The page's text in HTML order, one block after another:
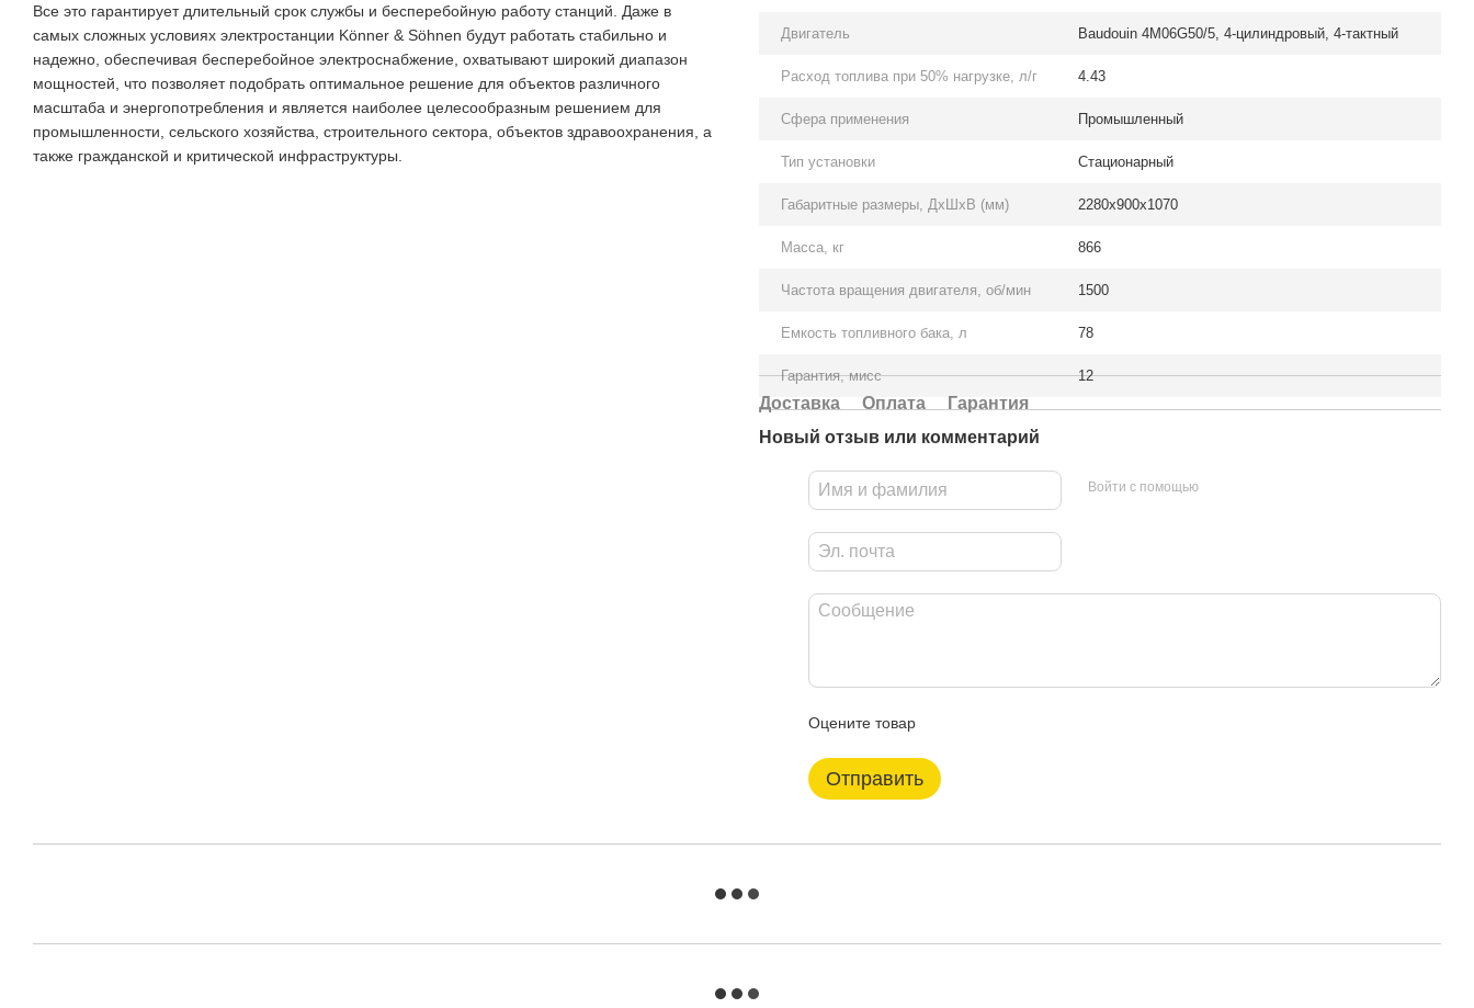
Все это гарантирует длительный срок службы и бесперебойную работу станций. Даже в
самых сложных условиях электростанции Könner & Söhnen будут работать стабильно и
надежно, обеспечивая бесперебойное электроснабжение, охватывают широкий диапазон
мощностей, что позволяет подобрать оптимальное решение для объектов различного
масштаба и энергопотребления и является наиболее целесообразным решением для
промышленности, сельского хозяйства, строительного сектора, объектов здравоохранения, а
также гражданской и критической инфраструктуры.
Двигатель Baudouin 4M06G50/5, 4-цилиндровый, 4-тактный
Расход топлива при 50% нагрузке, л/г 4.43
Сфера применения Промышленный
Тип установки Стационарный
Габаритные размеры, ДхШхВ (мм) 2280x900x1070
Масса, кг 866
Частота вращения двигателя, об/мин 1500
Емкость топливного бака, л 78
Гарантия, мисс 12
Доставка Оплата
Гарантия
Новый отзыв или комментарий
Войти с помощью
Оцените товар
Отправить